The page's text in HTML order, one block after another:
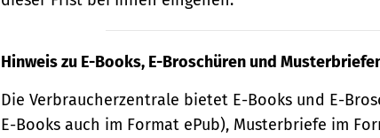
Hinweis zu E-Books, E-Broschüren und
Die Verbraucherzentrale bietet E-Books und E-
E-Books auch im Format ePub), Musterbriefe im